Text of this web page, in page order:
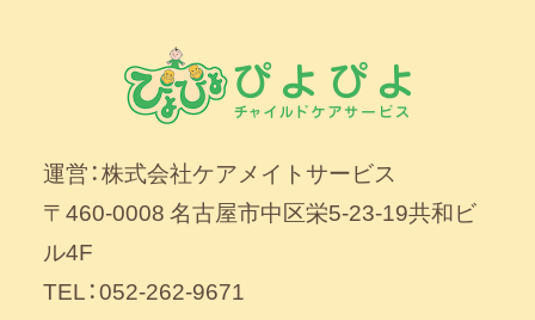
運営：株式会社ケアメイトサービス
〒460-0008 名古屋市中区栄5-23-19共和ビ
ル4F
TEL：052-262-9671